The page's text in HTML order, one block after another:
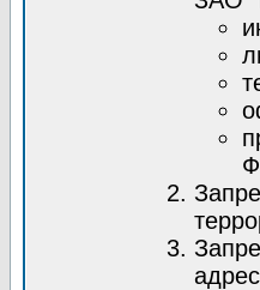
адрес